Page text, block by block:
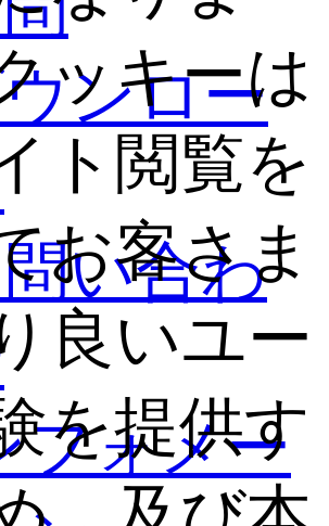
ンロー
い合わ
フォメー
ッキーは
ト閲覧を
お客さま
良いユー
を提供す